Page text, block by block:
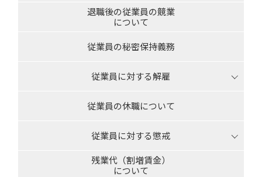
退職後の従業員の競業
について
従業員の秘密保持義務
従業員に対する解雇
従業員の休職について
従業員に対する懲戒
残業代（割増賃金）
について